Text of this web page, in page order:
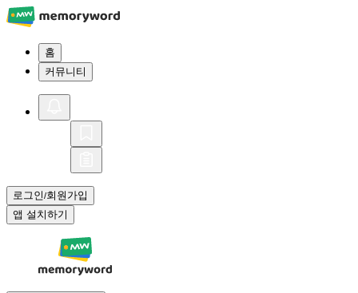
홈
커뮤니티
로그인/회원가입
앱 설치하기